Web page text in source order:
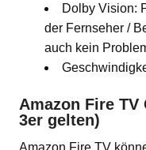
Dolby Vision:
der Fernseher /
auch kein
Amazon Fire
3er gelten)
Amazon Fire TV